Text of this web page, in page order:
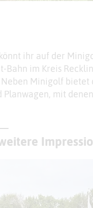
ihr auf der
Bahn im Kreis
Minigolf
Planwagen, mit